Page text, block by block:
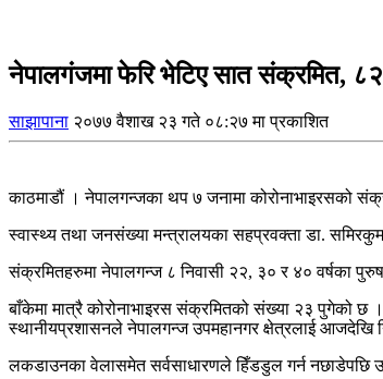
नेपालगंजमा फेरि भेटिए सात संक्रमित,
साझापाना २०७७ वैशाख २३ गते ०८:२७ मा प्रकाशित
काठमाडौं । नेपालगन्जका थप ७ जनामा कोरोनाभाइरसको
स्वास्थ्य तथा जनसंख्या मन्त्रालयका सहप्रवक्ता डा.
संक्रमितहरुमा नेपालगन्ज ८ निवासी २२, ३० र ४० वर्षका
बाँकेमा मात्रै कोरोनाभाइरस संक्रमितको संख्या २३ पुगेको छ
स्थानीयप्रशासनले नेपालगन्ज उपमहानगर क्षेत्रलाई आजदेखि
लकडाउनका वेलासमेत सर्वसाधारणले हिँडडुल गर्न नछाडेपछि